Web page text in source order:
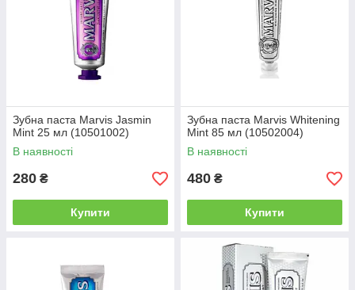
Зубна паста Marvis Jasmin
Mint 25 мл (10501002)
В наявності
280 ₴
Купити
Зубна паста Marvis Whitening
Mint 85 мл (10502004)
В наявності
480 ₴
Купити